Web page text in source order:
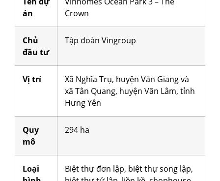
án
Crown
Chủ
đầu tư
Tập đoàn Vingroup
Vị trí
Xã Nghĩa Trụ, huyện Văn Giang và
xã Tân Quang, huyện Văn Lâm, tỉnh
Hưng Yên
Quy
mô
294 ha
Loại
Biệt thự đơn lập, biệt thự song lập,